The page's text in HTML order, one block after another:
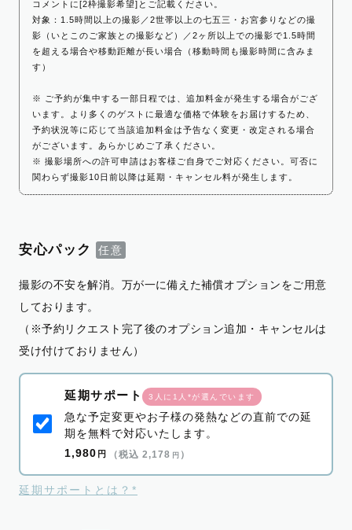
コメントに[2枠撮影希望]とご記載ください。
対象：1.5時間以上の撮影／2世帯以上の七五三・お宮参りなどの撮
影（いとこのご家族との撮影など）／2ヶ所以上での撮影で1.5時間
を超える場合や移動距離が長い場合（移動時間も撮影時間に含みま
す）
※ ご予約が集中する一部日程では、追加料金が発生する場合がござ
います。より多くのゲストに最適な価格で体験をお届けするため、
予約状況等に応じて当該追加料金は予告なく変更・改定される場合
がございます。あらかじめご了承ください。
※ 撮影場所への許可申請はお客様ご自身でご対応ください。可否に
関わらず撮影10日前以降は延期・キャンセル料が発生します。
安心パック
撮影の不安を解消。万が一に備えた補償オプションをご用意
しております。
（※予約リクエスト完了後のオプション追加・キャンセルは
受け付けておりません）
延期サポート 3人に1人*が選んでいます
急な予定変更やお子様の発熱などの直前での延
期を無料で対応いたします。
1,980 円 （税込 2,178 円 ）
延期サポートとは？*